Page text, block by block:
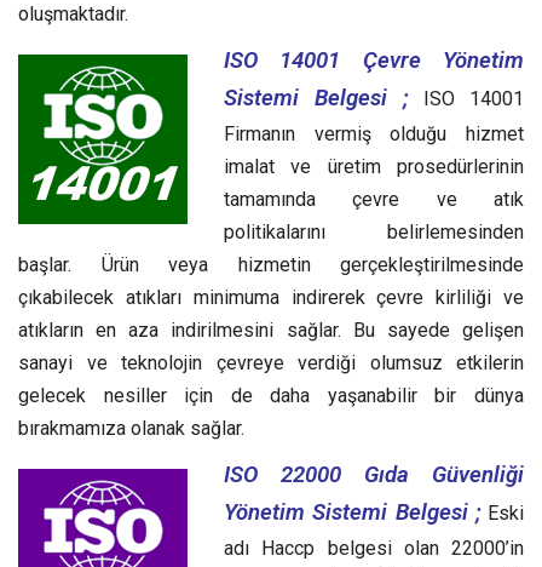
oluşmaktadır.
ISO 14001 Çevre Yönetim
Sistemi Belgesi ;
ISO 14001
Firmanın vermiş olduğu hizmet
imalat ve üretim prosedürlerinin
tamamında çevre ve atık
politikalarını belirlemesinden
başlar. Ürün veya hizmetin gerçekleştirilmesinde
çıkabilecek atıkları minimuma indirerek çevre kirliliği ve
atıkların en aza indirilmesini sağlar. Bu sayede gelişen
sanayi ve teknolojin çevreye verdiği olumsuz etkilerin
gelecek nesiller için de daha yaşanabilir bir dünya
bırakmamıza olanak sağlar.
ISO 22000 Gıda Güvenliği
Yönetim Sistemi Belgesi ; Eski
adı Haccp belgesi olan 22000’in